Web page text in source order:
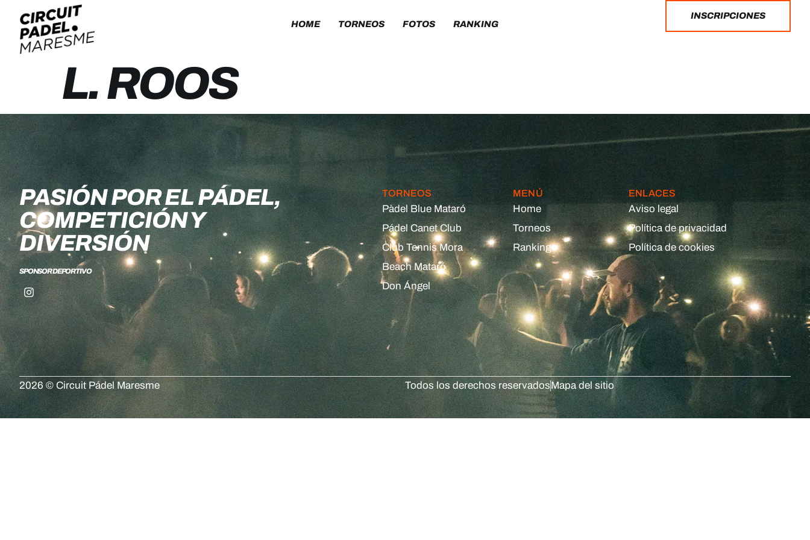
HOME TORNEOS FOTOS RANKING
INSCRIPCIONES
L. ROOS
PASIÓN POR EL PÁDEL,
COMPETICIÓN Y
DIVERSIÓN
SPONSOR DEPORTIVO
TORNEOS
Pàdel Blue Mataró
Pádel Canet Club
Club Tennis Mora
Beach Mataró
Don Ángel
MENÚ
Home
Torneos
Ranking
ENLACES
Aviso legal
Política de privacidad
Política de cookies
2026 © Circuit Pádel Maresme Todos los derechos reservadosMapa del sitio